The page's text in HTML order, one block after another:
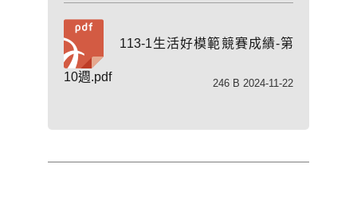
113-1生活好模範競賽成績-第
10週.pdf 246 B 2024-11-22